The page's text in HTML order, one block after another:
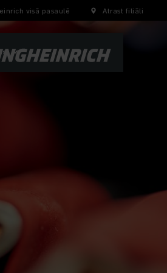
visā pasaulē Atrast filiāli